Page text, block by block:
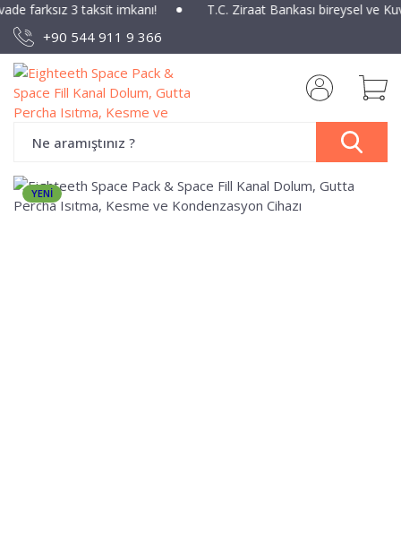
farksız 3 taksit imkanı! T.C. Ziraat Bankası bireysel ve
+90 544 911 9 366
YENİ